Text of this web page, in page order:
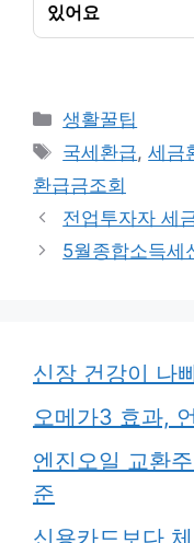
있어요
카
테
리
생활꿀팁
태
그
국세환급,세금
환급금조회
전업투자자 세
5월종합소득세
신장 건강이 나
오메가3 효과,
엔진오일 교환
준
신용카드보다